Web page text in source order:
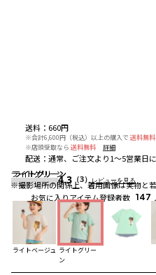
ライトグリーン
※撮影場所の関係上、着用画像は実物と
ライトグリーン
ライトグリーン
ライトベージュ ライトグリー
ン
送料 ： 660円
※合計6,600円（税込）以上の購入で 送料無料
※店頭受取なら 送料無料 詳細
配送 ： 通常、ご注文より1～5営業日
4.3 （3）レビューを見る
お気に入りアイテム登録者数 147